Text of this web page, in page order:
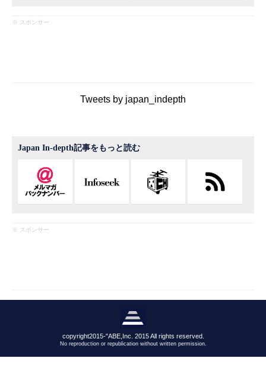
※ スポンサー
Tweets by japan_indepth
Japan In-depth記事をもっと読む
※ スポンサー
copyright2015-"ABE,Inc. 2015 All rights reserved.
No reproduction or republication without written permission.